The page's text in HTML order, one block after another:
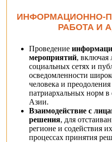
ИНФОРМАЦИОННО-
РАБОТА И
Проведение
мероприятий, включая
социальных сетях и
осведомленности
человека и
патриархальных норм
Азии.
Взаимодействие с
решения, для
регионе и содействия
процессах принятия